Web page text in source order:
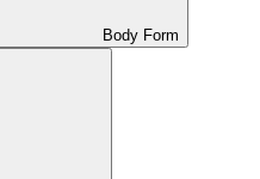
Body Form